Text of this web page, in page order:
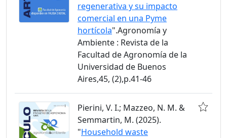
regenerativa y su impacto
comercial en una Pyme
hortícola".Agronomía y
Ambiente : Revista de la
Facultad de Agronomía de la
Universidad de Buenos
Aires,45, (2),p.41-46
Pierini, V. I.; Mazzeo, N. M. &
Semmartin, M. (2025).
"Household waste